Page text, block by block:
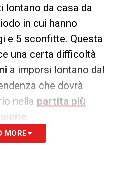
lontano da casa da
in cui hanno
e 5 sconfitte. Questa
una certa difficoltà
a imporsi lontano dal
che dovrà
nella partita più
potrà
MORE